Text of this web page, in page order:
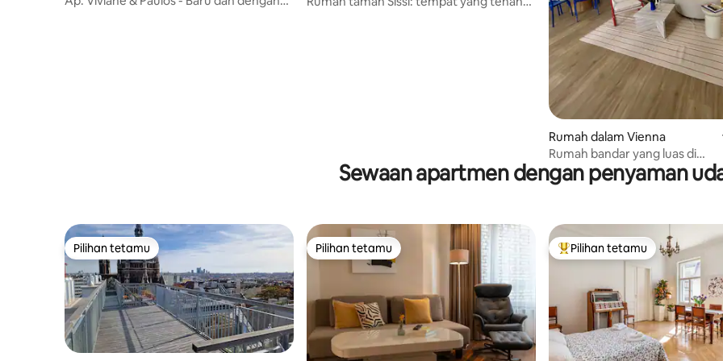
Rumah dalam Vienna
Rumah bandar yang luas di
Kutschkermarkt
Sewaan apartmen dengan penyaman
Pilihan tetamu
Pilihan tetamu Pilihan tetamu
Pilihan tetamu Pilihan utama tetamu
Pilihan tetamu